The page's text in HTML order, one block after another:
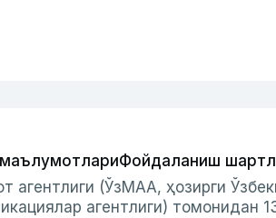
Фойдаланиш
агентлиги (ЎзМАА, ҳозирги
агентлиги) томонидан